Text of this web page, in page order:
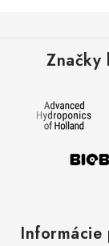
Značky
Informácie